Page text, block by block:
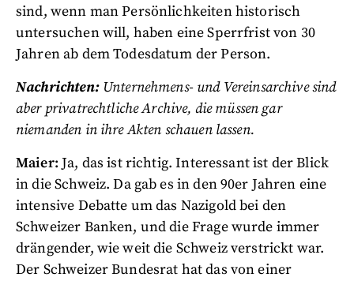
sind, wenn man Persönlichkeiten historisch
untersuchen will, haben eine Sperrfrist von 30
Jahren ab dem Todesdatum der Person.
Nachrichten: Unternehmens- und Vereinsarchive sind
aber privatrechtliche Archive, die müssen gar
niemanden in ihre Akten schauen lassen.
Maier: Ja, das ist richtig. Interessant ist der Blick
in die Schweiz. Da gab es in den 90er Jahren eine
intensive Debatte um das Nazigold bei den
Schweizer Banken, und die Frage wurde immer
drängender, wie weit die Schweiz verstrickt war.
Der Schweizer Bundesrat hat das von einer